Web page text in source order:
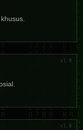
v1.0
v1.0